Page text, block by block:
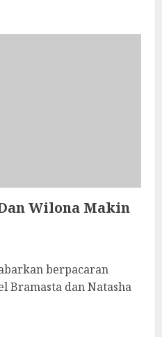
Wilona Makin
berpacaran
Bramasta dan Natasha